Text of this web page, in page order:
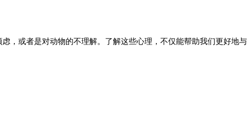
，或者是对动物的不理解。了解这些心理，不仅能帮助我们更好地与